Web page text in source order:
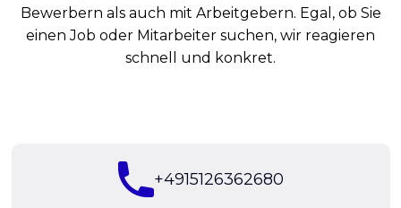
Bewerbern als auch mit Arbeitgebern. Egal, ob Sie
einen Job oder Mitarbeiter suchen, wir reagieren
schnell und konkret.
+4915126362680